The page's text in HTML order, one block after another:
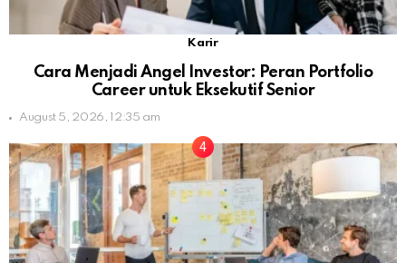
Karir
Cara Menjadi Angel Investor: Peran Portfolio
Career untuk Eksekutif Senior
August 5, 2026, 12:35 am